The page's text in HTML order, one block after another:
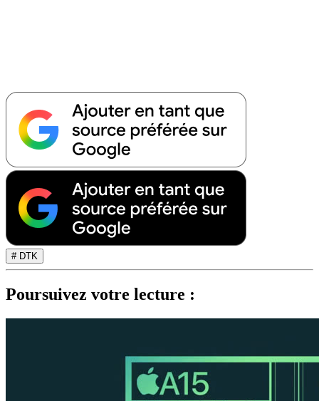
# DTK
Poursuivez votre lecture :